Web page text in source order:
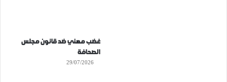
غضب مهني ضد قانون مجلس
الصحافة
29/07/2026